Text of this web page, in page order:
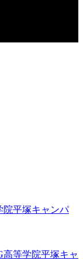
平塚キャンパ
等学院平塚キャ